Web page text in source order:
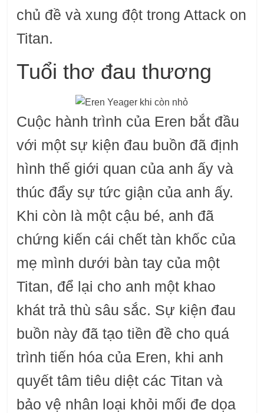
chủ đề và xung đột trong Attack on
Titan.
Tuổi thơ đau thương
Cuộc hành trình của Eren bắt đầu
với một sự kiện đau buồn đã định
hình thế giới quan của anh ấy và
thúc đẩy sự tức giận của anh ấy.
Khi còn là một cậu bé, anh đã
chứng kiến ​​cái chết tàn khốc của
mẹ mình dưới bàn tay của một
Titan, để lại cho anh một khao
khát trả thù sâu sắc. Sự kiện đau
buồn này đã tạo tiền đề cho quá
trình tiến hóa của Eren, khi anh
quyết tâm tiêu diệt các Titan và
bảo vệ nhân loại khỏi mối đe dọa